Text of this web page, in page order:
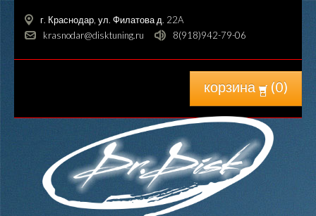
г. Краснодар, ул. Филатова д. 22A
krasnodar@disktuning.ru
8(918)942-79-06
корзина (0)